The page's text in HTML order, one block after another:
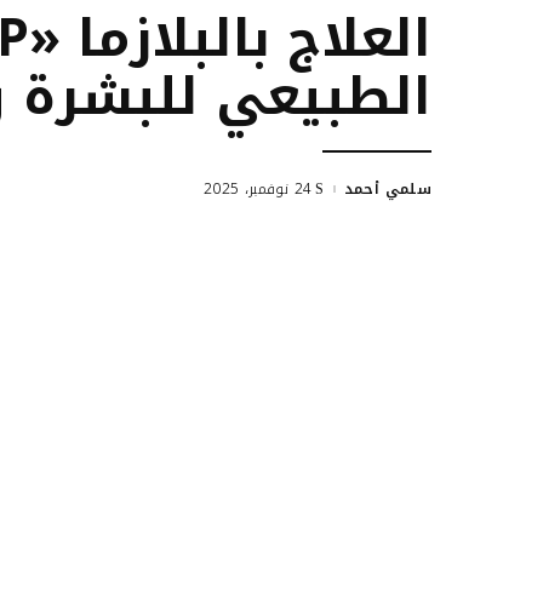
الطبيعي
Posted
سلمي أحمد 24 نوفمبر، 2025